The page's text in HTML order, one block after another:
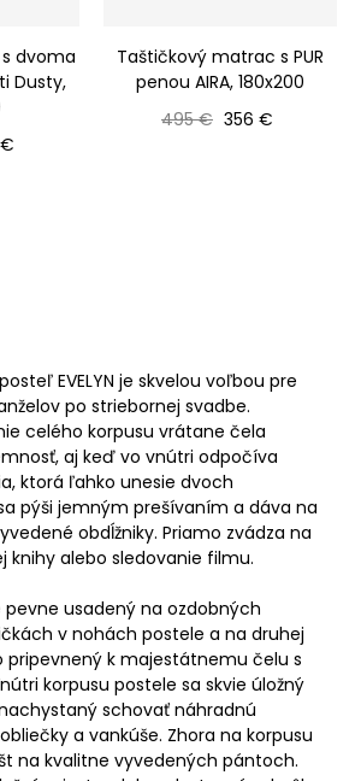
dvoma
Dusty,
Taštičkový matrac s PUR
penou AIRA, 180x200
Bežná cena
495 € Cena
356 €
EVELYN je skvelou voľbou pre
po striebornej svadbe.
celého korpusu vrátane čela
aj keď vo vnútri odpočíva
ktorá ľahko unesie dvoch
pýši jemným prešívaním a dáva na
obdĺžniky. Priamo zvádza na
knihy alebo sledovanie filmu.
pevne usadený na ozdobných
v nohách postele a na druhej
pripevnený k majestátnemu čelu s
korpusu postele sa skvie úložný
schovať náhradnú
a vankúše. Zhora na korpusu
na kvalitne vyvedených pántoch.